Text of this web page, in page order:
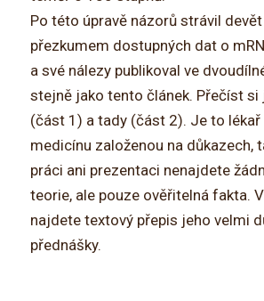
Po této úpravě názorů strávil
přezkumem dostupných dat o
a své nálezy publikoval ve
stejně jako tento článek. Přečíst si
(část 1) a tady (část 2). Je to
medicínu založenou na důkazech,
práci ani prezentaci nenajdete
teorie, ale pouze ověřitelná fakta.
najdete textový přepis jeho velmi
přednášky.